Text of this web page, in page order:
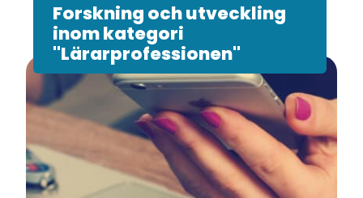
Forskning och utveckling
inom kategori
"Lärarprofessionen"